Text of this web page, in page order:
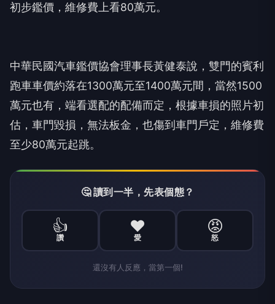
初步鑑價，維修費上看80萬元。
中華民國汽車鑑價協會理事長黃健泰說，雙門的賓利
跑車車價約落在1300萬元至1400萬元間，當然1500
萬元也有，端看選配的配備而定，根據車損的照片初
估，車門毀損，無法板金，也傷到車門戶定，維修費
至少80萬元起跳。
🤔 讀到一半，先表個態？
👍
讚
❤️
愛
😡
怒
還沒有人反應，當第一個!